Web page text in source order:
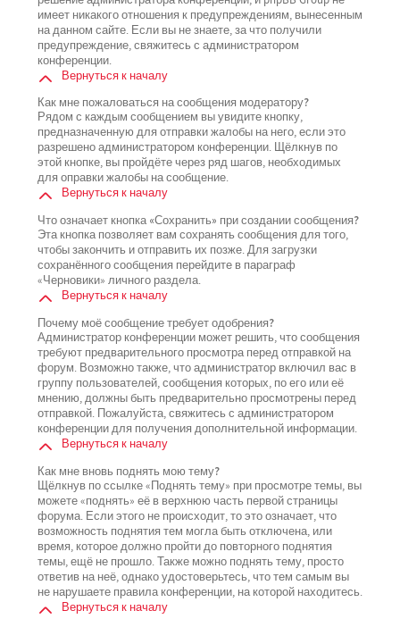
имеет никакого отношения к предупреждениям, вынесенным
на данном сайте. Если вы не знаете, за что получили
предупреждение, свяжитесь с администратором
конференции.
Вернуться к началу
Как мне пожаловаться на сообщения модератору?
Рядом с каждым сообщением вы увидите кнопку,
предназначенную для отправки жалобы на него, если это
разрешено администратором конференции. Щёлкнув по
этой кнопке, вы пройдёте через ряд шагов, необходимых
для оправки жалобы на сообщение.
Вернуться к началу
Что означает кнопка «Сохранить» при создании сообщения?
Эта кнопка позволяет вам сохранять сообщения для того,
чтобы закончить и отправить их позже. Для загрузки
сохранённого сообщения перейдите в параграф
«Черновики» личного раздела.
Вернуться к началу
Почему моё сообщение требует одобрения?
Администратор конференции может решить, что сообщения
требуют предварительного просмотра перед отправкой на
форум. Возможно также, что администратор включил вас в
группу пользователей, сообщения которых, по его или её
мнению, должны быть предварительно просмотрены перед
отправкой. Пожалуйста, свяжитесь с администратором
конференции для получения дополнительной информации.
Вернуться к началу
Как мне вновь поднять мою тему?
Щёлкнув по ссылке «Поднять тему» при просмотре темы, вы
можете «поднять» её в верхнюю часть первой страницы
форума. Если этого не происходит, то это означает, что
возможность поднятия тем могла быть отключена, или
время, которое должно пройти до повторного поднятия
темы, ещё не прошло. Также можно поднять тему, просто
ответив на неё, однако удостоверьтесь, что тем самым вы
не нарушаете правила конференции, на которой находитесь.
Вернуться к началу